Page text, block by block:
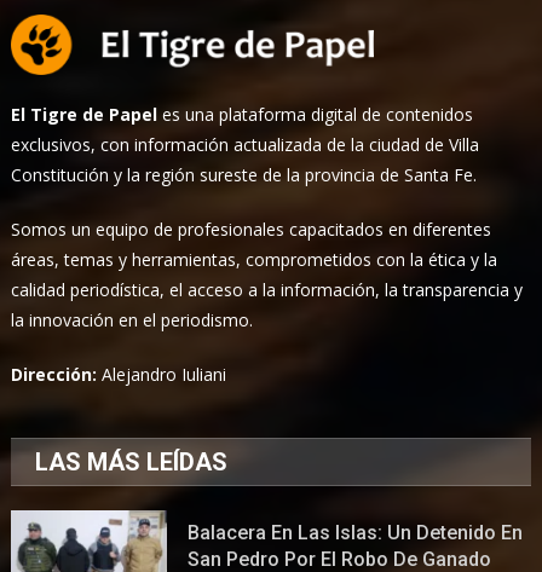
El Tigre de Papel es una plataforma digital de contenidos
exclusivos, con información actualizada de la ciudad de Villa
Constitución y la región sureste de la provincia de Santa Fe.
Somos un equipo de profesionales capacitados en diferentes
áreas, temas y herramientas, comprometidos con la ética y la
calidad periodística, el acceso a la información, la transparencia y
la innovación en el periodismo.
Dirección:Alejandro Iuliani
LAS MÁS LEÍDAS
Balacera En Las Islas: Un Detenido En
San Pedro Por El Robo De Ganado